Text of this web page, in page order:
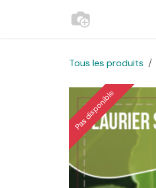
Tous les produits
Pas disponible